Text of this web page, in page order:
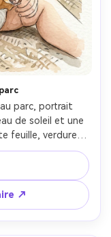
parc, portrait
de soleil et une
feuille, verdure
chaudes,
visage, papier
85mm, faible
4:5
↗